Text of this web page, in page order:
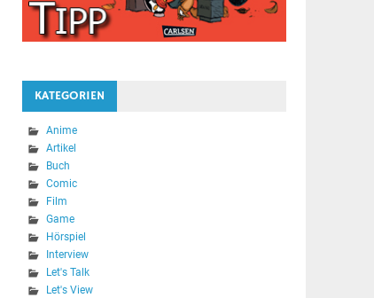
KATEGORIEN
Anime
Artikel
Buch
Comic
Film
Game
Hörspiel
Interview
Let's Talk
Let's View